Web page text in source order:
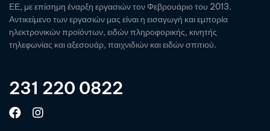
ΕΕ, με επίσημη έναρξη εργασιών τον Φεβρουάριο του 2013.
Αντικείμενο των εργασιών μας είναι η εισαγωγή και εμπορία
ηλεκτρονικών προϊόντων, ειδών πληροφορικής, κινητής
τηλεφωνίας και αξεσουάρ, παιχνιδιών και ειδών σπιτιού.
231 220 0822